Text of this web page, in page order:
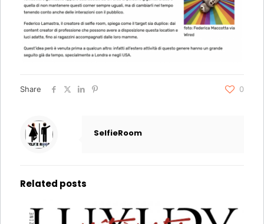
Share 0
SelfieRoom
Related posts